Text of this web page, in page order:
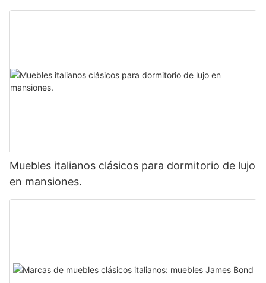
Muebles italianos clásicos para dormitorio de lujo
en mansiones.